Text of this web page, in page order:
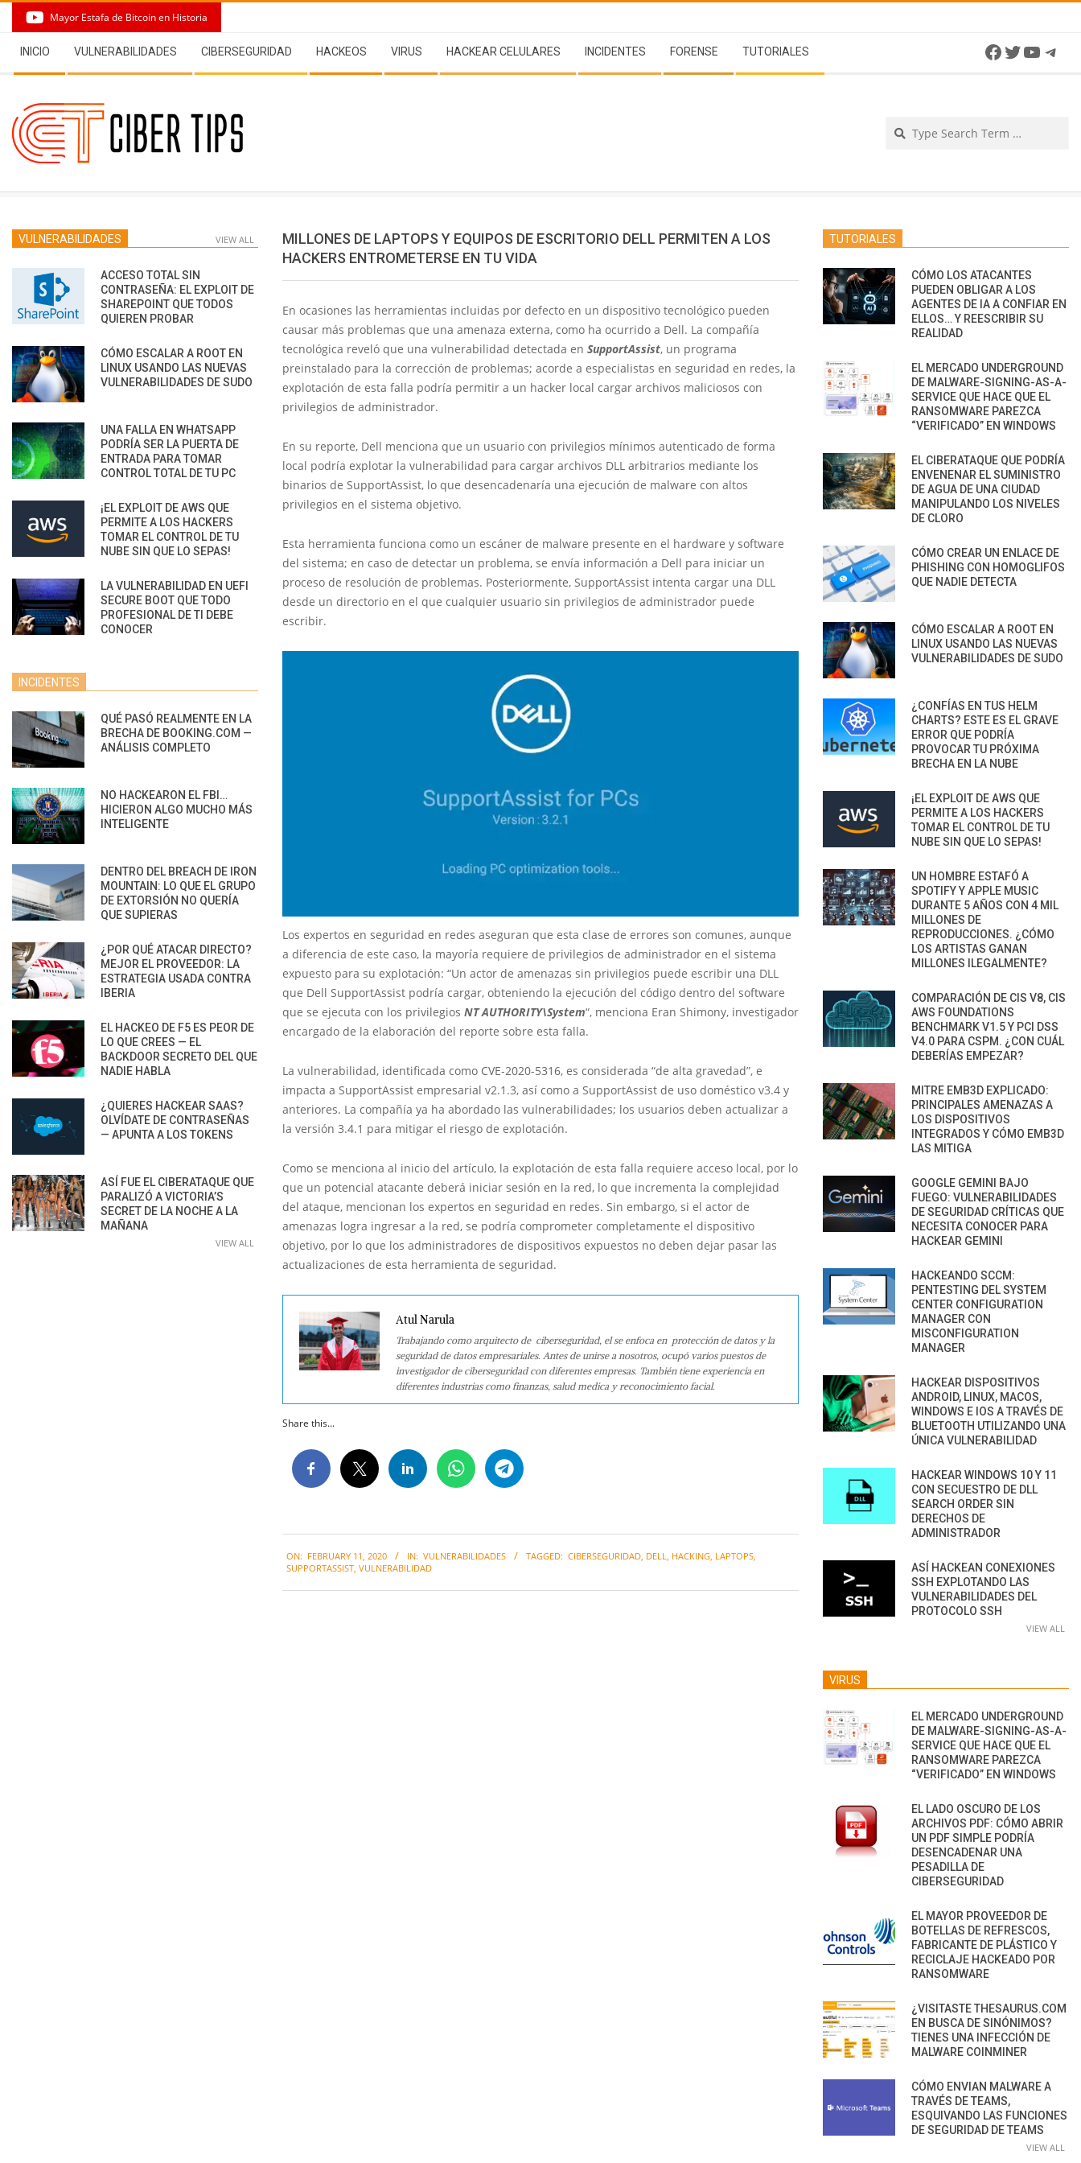
content
Mayor Estafa de Bitcoin en Historia
Navigation
Menu
INICIO VULNERABILIDADES CIBERSEGURIDAD HACKEOS VIRUS HACKEAR CELULARES INCIDENTES FORENSE TUTORIALES Facebook
Twitter
MILLONES DE LAPTOPS Y EQUIPOS DE ESCRITORIO DELL PERMITEN A LOS
HACKERS ENTROMETERSE EN TU VIDA
En ocasiones las herramientas incluidas por defecto en un dispositivo tecnológico pueden
causar más problemas que una amenaza externa, como ha ocurrido a Dell. La compañía
tecnológica reveló que una vulnerabilidad detectada en SupportAssist, un programa
preinstalado para la corrección de problemas; acorde a especialistas en seguridad en redes, la
explotación de esta falla podría permitir a un hacker local cargar archivos maliciosos con
privilegios de administrador.
En su reporte, Dell menciona que un usuario con privilegios mínimos autenticado de forma
local podría explotar la vulnerabilidad para cargar archivos DLL arbitrarios mediante los
binarios de SupportAssist, lo que desencadenaría una ejecución de malware con altos
privilegios en el sistema objetivo.
Esta herramienta funciona como un escáner de malware presente en el hardware y software
del sistema; en caso de detectar un problema, se envía información a Dell para iniciar un
proceso de resolución de problemas. Posteriormente, SupportAssist intenta cargar una DLL
desde un directorio en el que cualquier usuario sin privilegios de administrador puede
escribir.
Los expertos en seguridad en redes aseguran que esta clase de errores son comunes, aunque
a diferencia de este caso, la mayoría requiere de privilegios de administrador en el sistema
expuesto para su explotación: “Un actor de amenazas sin privilegios puede escribir una DLL
que Dell SupportAssist podría cargar, obteniendo la ejecución del código dentro del software
que se ejecuta con los privilegios NT AUTHORITY\System“, menciona Eran Shimony, investigador
encargado de la elaboración del reporte sobre esta falla.
La vulnerabilidad, identificada como CVE-2020-5316, es considerada “de alta gravedad”, e
impacta a SupportAssist empresarial v2.1.3, así como a SupportAssist de uso doméstico v3.4 y
anteriores. La compañía ya ha abordado las vulnerabilidades; los usuarios deben actualizar a
la versión 3.4.1 para mitigar el riesgo de explotación.
Como se menciona al inicio del artículo, la explotación de esta falla requiere acceso local, por lo
que un potencial atacante deberá iniciar sesión en la red, lo que incrementa la complejidad
del ataque, mencionan los expertos en seguridad en redes. Sin embargo, si el actor de
amenazas logra ingresar a la red, se podría comprometer completamente el dispositivo
objetivo, por lo que los administradores de dispositivos expuestos no deben dejar pasar las
actualizaciones de esta herramienta de seguridad.
Atul Narula
Trabajando como arquitecto de ciberseguridad, el se enfoca en protección de datos y la
seguridad de datos empresariales. Antes de unirse a nosotros, ocupó varios puestos de
investigador de ciberseguridad con diferentes empresas. También tiene experiencia en
diferentes industrias como finanzas, salud medica y reconocimiento facial.
Share this...
02-
ON: FEBRUARY 11, 2020 IN: VULNERABILIDADES TAGGED: CIBERSEGURIDAD, DELL, HACKING, LAPTOPS,
SUPPORTASSIST, VULNERABILIDAD
VULNERABILIDADES VIEW ALL
ACCESO TOTAL SIN
CONTRASEÑA: EL EXPLOIT DE
SHAREPOINT QUE TODOS
QUIEREN PROBAR
CÓMO ESCALAR A ROOT EN
LINUX USANDO LAS NUEVAS
VULNERABILIDADES DE SUDO
UNA FALLA EN WHATSAPP
PODRÍA SER LA PUERTA DE
ENTRADA PARA TOMAR
CONTROL TOTAL DE TU PC
¡EL EXPLOIT DE AWS QUE
PERMITE A LOS HACKERS
TOMAR EL CONTROL DE TU
NUBE SIN QUE LO SEPAS!
LA VULNERABILIDAD EN UEFI
SECURE BOOT QUE TODO
PROFESIONAL DE TI DEBE
CONOCER
INCIDENTES
QUÉ PASÓ REALMENTE EN LA
BRECHA DE BOOKING.COM —
ANÁLISIS COMPLETO
NO HACKEARON EL FBI…
HICIERON ALGO MUCHO MÁS
INTELIGENTE
DENTRO DEL BREACH DE IRON
MOUNTAIN: LO QUE EL GRUPO
DE EXTORSIÓN NO QUERÍA
QUE SUPIERAS
¿POR QUÉ ATACAR DIRECTO?
MEJOR EL PROVEEDOR: LA
ESTRATEGIA USADA CONTRA
IBERIA
EL HACKEO DE F5 ES PEOR DE
LO QUE CREES — EL
BACKDOOR SECRETO DEL QUE
NADIE HABLA
¿QUIERES HACKEAR SAAS?
OLVÍDATE DE CONTRASEÑAS
— APUNTA A LOS TOKENS
ASÍ FUE EL CIBERATAQUE QUE
PARALIZÓ A VICTORIA’S
SECRET DE LA NOCHE A LA
MAÑANA
VIEW ALL
TUTORIALES
CÓMO LOS ATACANTES
PUEDEN OBLIGAR A LOS
AGENTES DE IA A CONFIAR EN
ELLOS… Y REESCRIBIR SU
REALIDAD
EL MERCADO UNDERGROUND
DE MALWARE-SIGNING-AS-A-
SERVICE QUE HACE QUE EL
RANSOMWARE PAREZCA
“VERIFICADO” EN WINDOWS
EL CIBERATAQUE QUE PODRÍA
ENVENENAR EL SUMINISTRO
DE AGUA DE UNA CIUDAD
MANIPULANDO LOS NIVELES
DE CLORO
CÓMO CREAR UN ENLACE DE
PHISHING CON HOMOGLIFOS
QUE NADIE DETECTA
CÓMO ESCALAR A ROOT EN
LINUX USANDO LAS NUEVAS
VULNERABILIDADES DE SUDO
¿CONFÍAS EN TUS HELM
CHARTS? ESTE ES EL GRAVE
ERROR QUE PODRÍA
PROVOCAR TU PRÓXIMA
BRECHA EN LA NUBE
¡EL EXPLOIT DE AWS QUE
PERMITE A LOS HACKERS
TOMAR EL CONTROL DE TU
NUBE SIN QUE LO SEPAS!
UN HOMBRE ESTAFÓ A
SPOTIFY Y APPLE MUSIC
DURANTE 5 AÑOS CON 4 MIL
MILLONES DE
REPRODUCCIONES. ¿CÓMO
LOS ARTISTAS GANAN
MILLONES ILEGALMENTE?
COMPARACIÓN DE CIS V8, CIS
AWS FOUNDATIONS
BENCHMARK V1.5 Y PCI DSS
V4.0 PARA CSPM. ¿CON CUÁL
DEBERÍAS EMPEZAR?
MITRE EMB3D EXPLICADO:
PRINCIPALES AMENAZAS A
LOS DISPOSITIVOS
INTEGRADOS Y CÓMO EMB3D
LAS MITIGA
GOOGLE GEMINI BAJO
FUEGO: VULNERABILIDADES
DE SEGURIDAD CRÍTICAS QUE
NECESITA CONOCER PARA
HACKEAR GEMINI
HACKEANDO SCCM:
PENTESTING DEL SYSTEM
CENTER CONFIGURATION
MANAGER CON
MISCONFIGURATION
MANAGER
HACKEAR DISPOSITIVOS
ANDROID, LINUX, MACOS,
WINDOWS E IOS A TRAVÉS DE
BLUETOOTH UTILIZANDO UNA
ÚNICA VULNERABILIDAD
HACKEAR WINDOWS 10 Y 11
CON SECUESTRO DE DLL
SEARCH ORDER SIN
DERECHOS DE
ADMINISTRADOR
ASÍ HACKEAN CONEXIONES
SSH EXPLOTANDO LAS
VULNERABILIDADES DEL
PROTOCOLO SSH
VIEW ALL
VIRUS
EL MERCADO UNDERGROUND
DE MALWARE-SIGNING-AS-A-
SERVICE QUE HACE QUE EL
RANSOMWARE PAREZCA
“VERIFICADO” EN WINDOWS
EL LADO OSCURO DE LOS
ARCHIVOS PDF: CÓMO ABRIR
UN PDF SIMPLE PODRÍA
DESENCADENAR UNA
PESADILLA DE
CIBERSEGURIDAD
EL MAYOR PROVEEDOR DE
BOTELLAS DE REFRESCOS,
FABRICANTE DE PLÁSTICO Y
RECICLAJE HACKEADO POR
RANSOMWARE
¿VISITASTE THESAURUS.COM
EN BUSCA DE SINÓNIMOS?
TIENES UNA INFECCIÓN DE
MALWARE COINMINER
CÓMO ENVIAN MALWARE A
TRAVÉS DE TEAMS,
ESQUIVANDO LAS FUNCIONES
DE SEGURIDAD DE TEAMS
VIEW ALL